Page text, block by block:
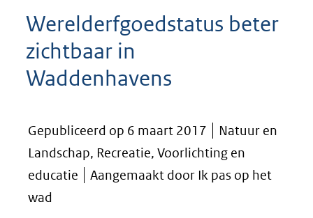
Werelderfgoedstatus beter
zichtbaar in
Waddenhavens
Gepubliceerd op 6 maart 2017
Natuur en
Landschap, Recreatie, Voorlichting en
educatie
Aangemaakt door Ik pas op het
wad